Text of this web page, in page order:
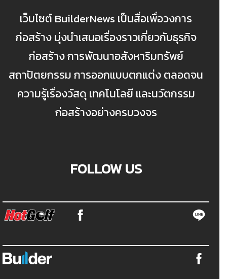
เว็บไซต์ BuilderNews เป็นสื่อเพื่อวงการ
ก่อสร้าง มุ่งนำเสนอเรื่องราวเกี่ยวกับธุรกิจ
ก่อสร้าง การพัฒนาอสังหาริมทรัพย์
สถาปัตยกรรม การออกแบบตกแต่ง ตลอดจน
ความรู้เรื่องวัสดุ เทคโนโลยี และนวัตกรรม
ก่อสร้างอย่างครบวงจร
FOLLOW US